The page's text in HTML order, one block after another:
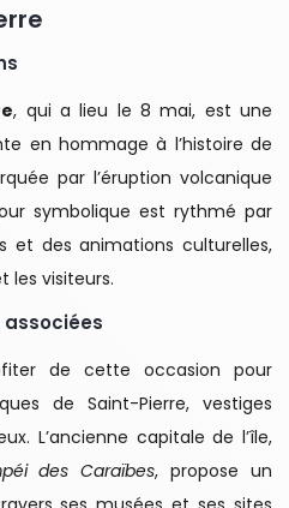
, qui a lieu le 8 mai, est une
en hommage à l’histoire de
par l’éruption volcanique
symbolique est rythmé par
et des animations culturelles,
les visiteurs.
de cette occasion pour
de Saint-Pierre, vestiges
L’ancienne capitale de l’île,
des Caraïbes, propose un